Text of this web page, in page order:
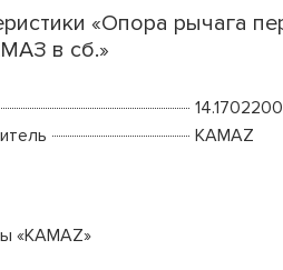
«Опора рычага
в сб.»
KAMAZ
«KAMAZ»